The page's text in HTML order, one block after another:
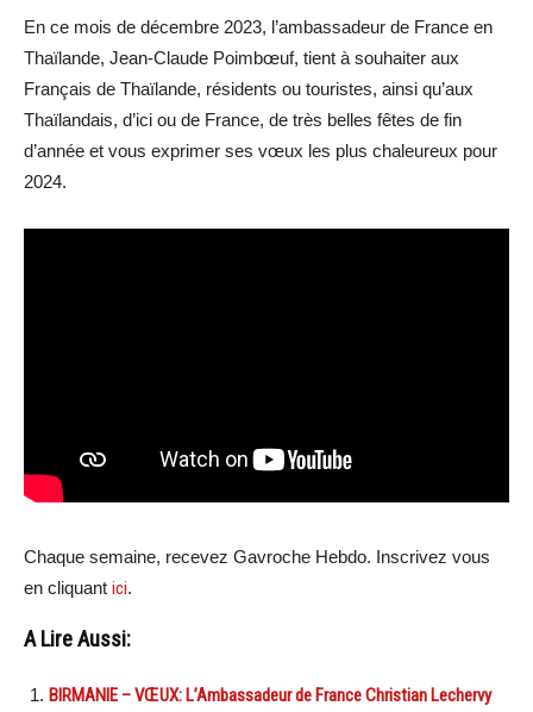
En ce mois de décembre 2023, l’ambassadeur de France en
Thaïlande, Jean-Claude Poimbœuf, tient à souhaiter aux
Français de Thaïlande, résidents ou touristes, ainsi qu’aux
Thaïlandais, d’ici ou de France, de très belles fêtes de fin
d’année et vous exprimer ses vœux les plus chaleureux pour
2024.
Chaque semaine, recevez Gavroche Hebdo. Inscrivez vous
en cliquant ici.
A Lire Aussi:
BIRMANIE – VŒUX: L’Ambassadeur de France Christian Lechervy